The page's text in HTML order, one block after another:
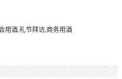
用酒,礼节拜访,商务用酒